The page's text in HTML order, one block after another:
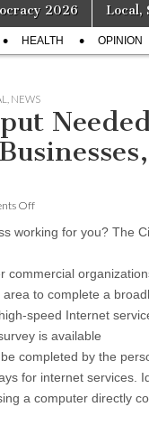
2026 Local,
HEALTH OPINION
NEWS
Offon
report:
Oxnard
Seeks
Participation
from
Businesses,
Institutions
in
Broadband
Survey
working for you? The
commercial
to complete a
speed Internet
is available
completed by the
for internet services.
a computer directly